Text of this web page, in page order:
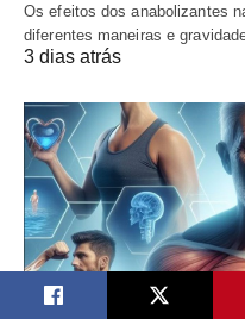
Os efeitos dos anabolizantes
diferentes maneiras e
3 dias atrás